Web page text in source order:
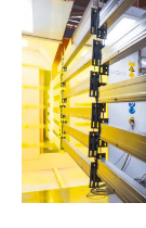
SUPERFICIE